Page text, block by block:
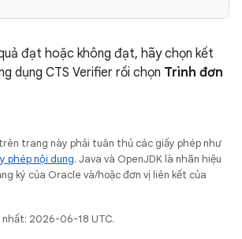
đạt hoặc không đạt, hãy chọn kết
dụng CTS Verifier rồi chọn Trình đơn
trang này phải tuân thủ các giấy phép như
phép nội dung. Java và OpenJDK là nhãn hiệu
ký của Oracle và/hoặc đơn vị liên kết của
nhất: 2026-06-18 UTC.